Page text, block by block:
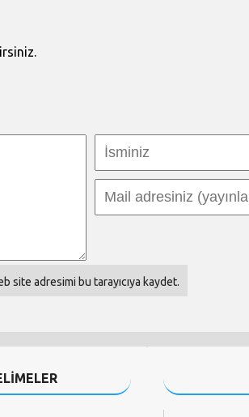
site adresimi bu tarayıcıya kaydet.